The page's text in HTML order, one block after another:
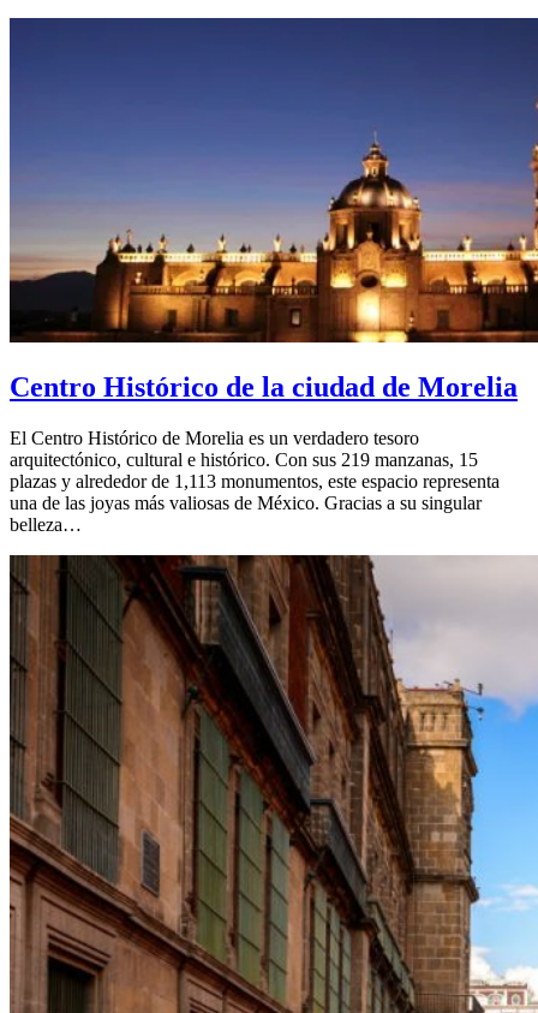
Centro Histórico de la ciudad de Morelia
El Centro Histórico de Morelia es un verdadero tesoro
arquitectónico, cultural e histórico. Con sus 219 manzanas, 15
plazas y alrededor de 1,113 monumentos, este espacio representa
una de las joyas más valiosas de México. Gracias a su singular
belleza…